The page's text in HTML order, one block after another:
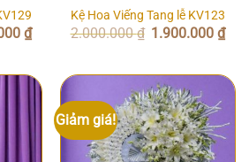
₫Giá
hiện
1.900.000 ₫.
Kệ Hoa Viếng Tang lễ KV123
2.000.000₫ Giá
gốc
1.900.000₫Giá
hiện
Giảm giá!